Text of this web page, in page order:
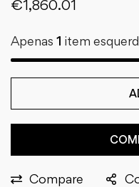
€1,860.01
Apenas 1 item
Compare